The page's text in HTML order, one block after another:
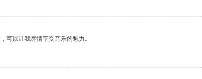
可以让我尽情享受音乐的魅力。